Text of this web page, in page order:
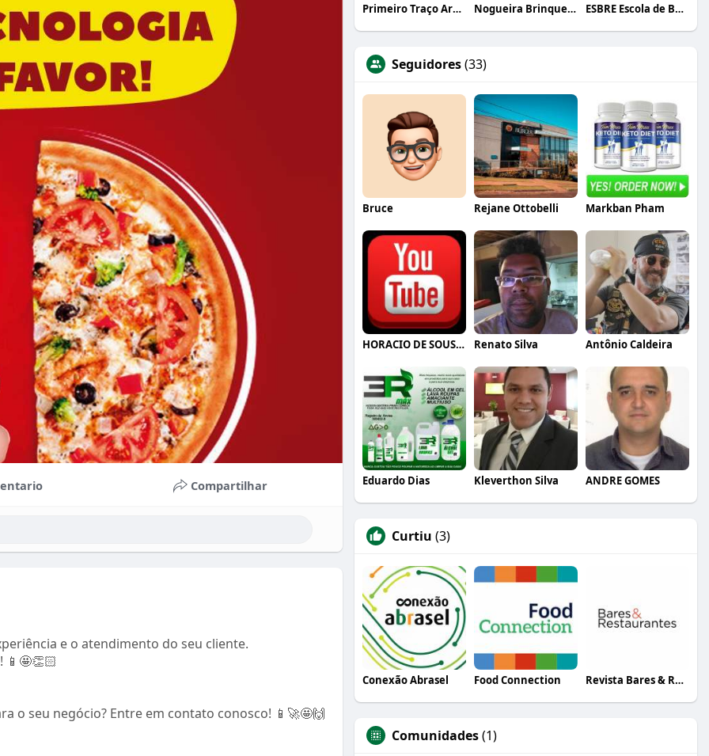
o seu negócio? Entre em contato conosco! 📱🚀🤩🙌
#grupobaresreciferegião#delivery
Compartilhar
e o atendimento do seu cliente.
o seu negócio? Entre em contato conosco! 📱🚀🤩🙌
Primeiro Traço Arquitetura Nogueira Brinquedos ESBRE Escola de Bares e Restaurantes
Seguidores(33)
Bruce Rejane Ottobelli Markban Pham
HORACIO DE SOUSA E JUNIOR Renato Silva Antônio Caldeira
Eduardo Dias Kleverthon Silva ANDRE GOMES
Curtiu (3)
Conexão Abrasel Food Connection Revista Bares & Restaurantes
Comunidades(1)